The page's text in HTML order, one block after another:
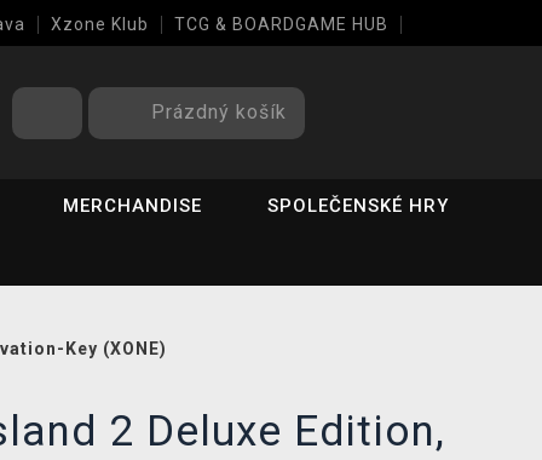
Xzone Klub TCG & BOARDGAME HUB
Prázdný košík
MERCHANDISE SPOLEČENSKÉ HRY
Key (XONE)
2 Deluxe Edition,